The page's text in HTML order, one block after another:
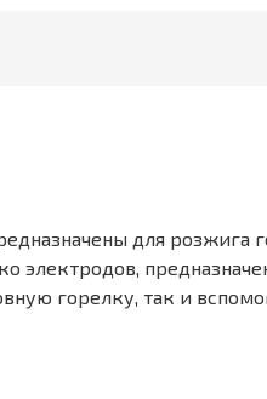
для розжига
электродов,
горелку, так и